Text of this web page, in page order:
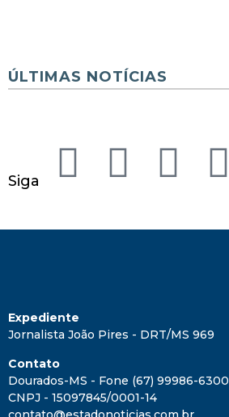
ÚLTIMAS NOTÍCIAS
Siga
Expediente
Jornalista João Pires - DRT/MS 969
Contato
Dourados-MS - Fone (67) 99986-6300
CNPJ - 15097845/0001-14